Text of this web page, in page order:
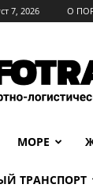
7, 2026 О
МОРЕ
ТРАНСПОРТ